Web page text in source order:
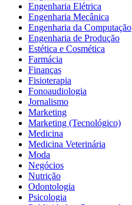
Engenharia Elétrica
Engenharia Mecânica
Engenharia da Computação
Engenharia de Produção
Estética e Cosmética
Farmácia
Finanças
Fisioterapia
Fonoaudiologia
Jornalismo
Marketing
Marketing (Tecnológico)
Medicina
Medicina Veterinária
Moda
Negócios
Nutrição
Odontologia
Psicologia